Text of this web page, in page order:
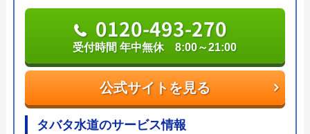
いかがでしょうか。
公式サイトを見る
0120-776-044
受付時間 24時間
公式サイトを見る
0120-493-270
受付時間 年中無休 8:00～21:00
タバタ水道のサービス情報